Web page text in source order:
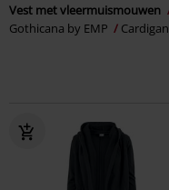
Vest met vleermuismouwen
Gothicana by EMP
Cardigan